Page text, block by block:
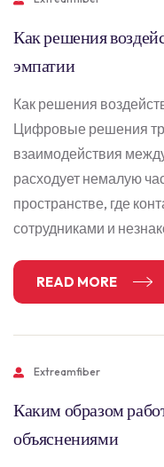
Как решения
эмпатии
Как решения
Цифровые решения
взаимодействия
расходует немалую
пространстве, где
сотрудниками и
READ MORE
Extreamfiber
Каким образом
объяснениями